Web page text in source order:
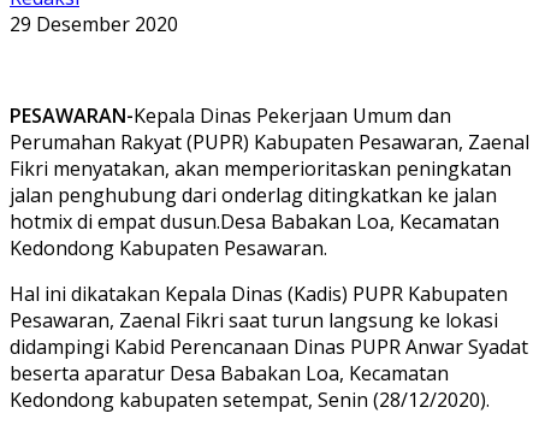
29 Desember 2020
PESAWARAN-Kepala Dinas Pekerjaan Umum dan
Perumahan Rakyat (PUPR) Kabupaten Pesawaran, Zaenal
Fikri menyatakan, akan memperioritaskan peningkatan
jalan penghubung dari onderlag ditingkatkan ke jalan
hotmix di empat dusun.Desa Babakan Loa, Kecamatan
Kedondong Kabupaten Pesawaran.
Hal ini dikatakan Kepala Dinas (Kadis) PUPR Kabupaten
Pesawaran, Zaenal Fikri saat turun langsung ke lokasi
didampingi Kabid Perencanaan Dinas PUPR Anwar Syadat
beserta aparatur Desa Babakan Loa, Kecamatan
Kedondong kabupaten setempat, Senin (28/12/2020).